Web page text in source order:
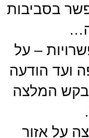
בסביבות
– על
ועד הודעה
המלצה
על אזור